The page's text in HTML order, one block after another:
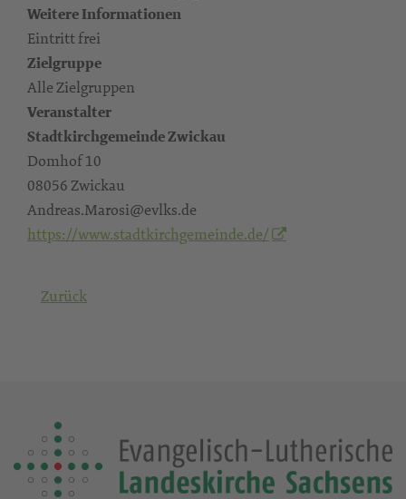
Weitere Informationen
Eintritt frei
Zielgruppe
Alle Zielgruppen
Veranstalter
Stadtkirchgemeinde Zwickau
Domhof 10
08056 Zwickau
Andreas.Marosi@evlks.de
https://www.stadtkirchgemeinde.de/
Zurück